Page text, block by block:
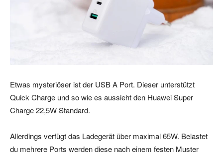
Etwas mysteriöser ist der USB A Port. Dieser unterstützt
Quick Charge und so wie es aussieht den Huawei Super
Charge 22,5W Standard.
Allerdings verfügt das Ladegerät über maximal 65W. Belastet
du mehrere Ports werden diese nach einem festen Muster